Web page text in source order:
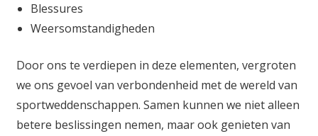
Blessures
Weersomstandigheden
Door ons te verdiepen in deze elementen, vergroten
we ons gevoel van verbondenheid met de wereld van
sportweddenschappen. Samen kunnen we niet alleen
betere beslissingen nemen, maar ook genieten van